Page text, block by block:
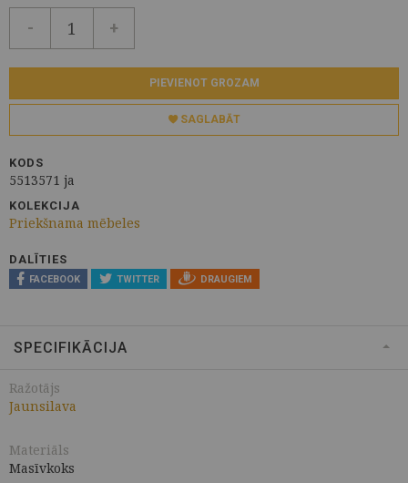
- +
PIEVIENOT GROZAM
SAGLABĀT
KODS
5513571 ja
KOLEKCIJA
Priekšnama mēbeles
DALĪTIES
FACEBOOK TWITTER DRAUGIEM
SPECIFIKĀCIJA
Ražotājs
Jaunsilava
Materiāls
Masīvkoks